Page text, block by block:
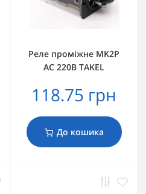
Реле проміжне MK2P
AC 220В TAKEL
118.75 грн
До кошика